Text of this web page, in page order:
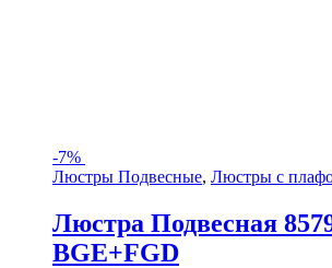
-7%
Люстры Подвесные, Люстры с
Люстра Подвесная
BGE+FGD